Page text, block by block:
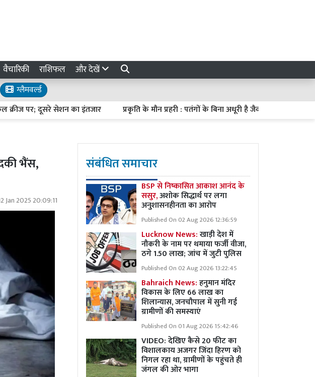
वैचारिकी राशिफल और देखें
ग्लैमवर्ल्ड
पर; दूसरे सेशन का इंतजार प्रकृति के मौन प्रहरी : पतंगों के बिना अधूरी है जैव विविधता
भैंस,
Jan 2025 20:09:11
संबंधित समाचार
BSP से निष्कासित आकाश आनंद के
ससुर,अशोक सिद्धार्थ पर लगा
अनुशासनहीनता का आरोप
Published On 02 Aug 2026 12:36:59
Lucknow News:खाड़ी देश में
नौकरी के नाम पर थमाया फर्जी वीजा,
ठगे 1.50 लाख; जांच में जुटी पुलिस
Published On 02 Aug 2026 13:22:45
Bahraich News:हनुमान मंदिर
विकास के लिए 66 लाख का
शिलान्यास, जनचौपाल में सुनी गई
ग्रामीणों की समस्याएं
Published On 01 Aug 2026 15:42:46
VIDEO: देखिए कैसे 20 फीट का
विशालकाय अजगर जिंदा हिरण को
निगल रहा था, ग्रामीणों के पहुंचते ही
जंगल की ओर भागा